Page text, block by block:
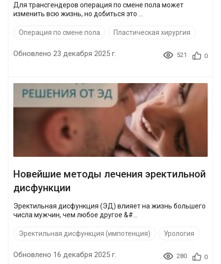
Для трансгендеров операция по смене пола может
изменить всю жизнь, но добиться это ...
Операция по смене пола Пластическая хирургия
Обновлено 23 декабря 2025 г. 521 0
Новейшие методы лечения эректильной
дисфункции
Эректильная дисфункция (ЭД) влияет на жизнь большего
числа мужчин, чем любое другое &#...
Эректильная дисфункция (импотенция) Урология
Обновлено 16 декабря 2025 г. 280 0